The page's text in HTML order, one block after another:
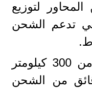
بين المحاور لتوزيع
تدعم الشحن
ويترجم هذا إلى أكثر من 300 كيلومتر
خلال 10 دقائق من الشحن